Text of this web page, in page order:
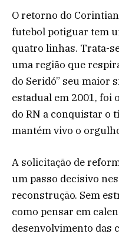
O retorno do
futebol potiguar tem
quatro linhas. Trata-
uma região que
do Seridó” seu maior
estadual em 2001,
do RN a conquistar o
mantém vivo o
A solicitação de
um passo decisivo
reconstrução. Sem
como pensar em
desenvolvimento das